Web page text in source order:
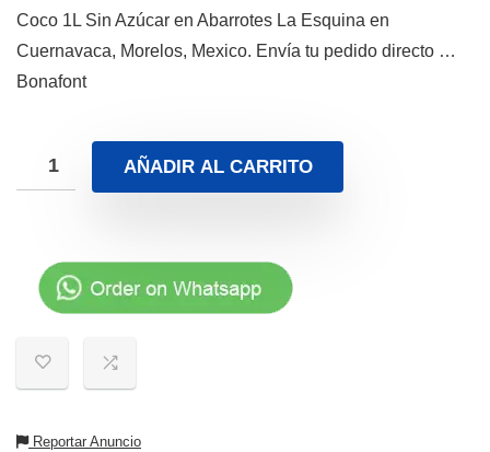
Coco 1L Sin Azúcar en Abarrotes La Esquina en
Cuernavaca, Morelos, Mexico. Envía tu pedido directo …
Bonafont
AÑADIR AL CARRITO
Reportar Anuncio